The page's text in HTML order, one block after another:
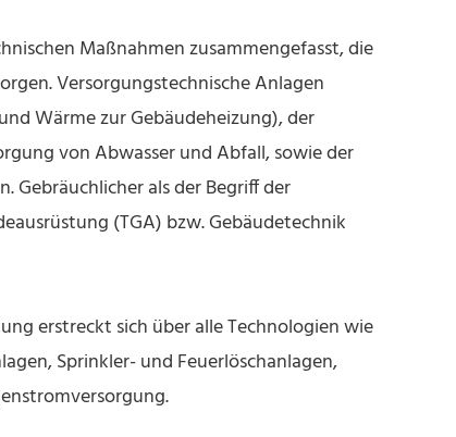
Maßnahmen zusammengefasst, die
Versorgungstechnische Anlagen
Wärme zur Gebäudeheizung), der
von Abwasser und Abfall, sowie der
als der Begriff der
(TGA) bzw. Gebäudetechnik
erstreckt sich über alle Technologien wie
Sprinkler- und Feuerlöschanlagen,